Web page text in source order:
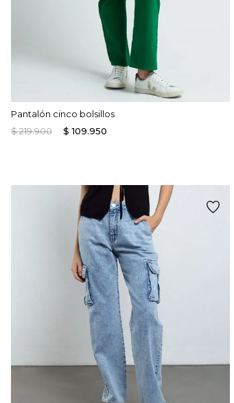
Pantalón cinco bolsillos
$219.900 $ 109.950